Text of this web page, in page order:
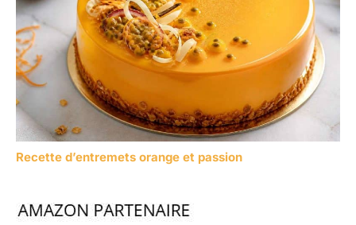
Recette d’entremets orange et passion